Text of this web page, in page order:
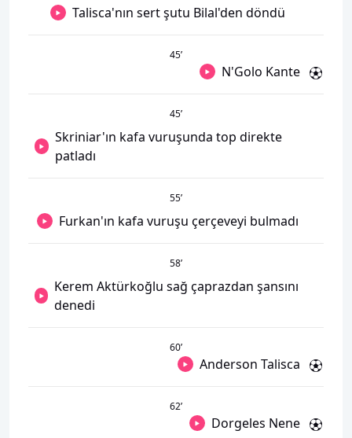
Talisca'nın sert şutu Bilal'den döndü
45’
N'Golo Kante
45’
Skriniar'ın kafa vuruşunda top direkte
patladı
55’
Furkan'ın kafa vuruşu çerçeveyi bulmadı
58’
Kerem Aktürkoğlu sağ çaprazdan şansını
denedi
60’
Anderson Talisca
62’
Dorgeles Nene